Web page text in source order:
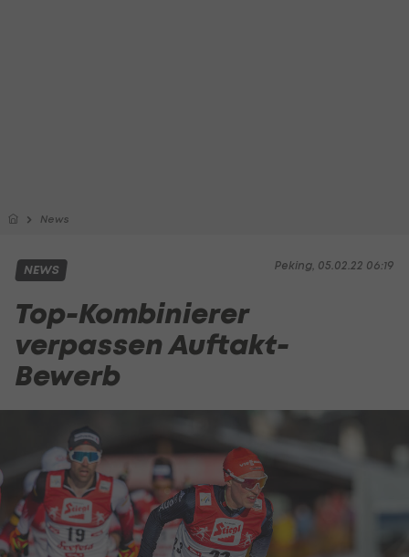
News
Peking, 05.02.22 06:19
NEWS
Top-Kombinierer
verpassen Auftakt-
Bewerb